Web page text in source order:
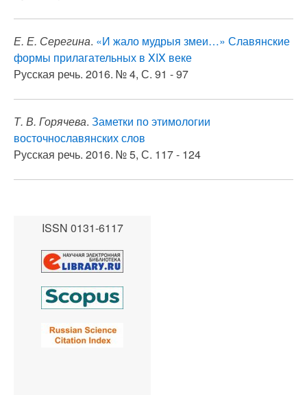
Е. Е. Серегина. «И жало мудрыя змеи…» Славянские
формы прилагательных в XIX веке
Русская речь. 2016. № 4, С. 91 - 97
Т. В. Горячева. Заметки по этимологии
восточнославянских слов
Русская речь. 2016. № 5, С. 117 - 124
ISSN 0131-6117